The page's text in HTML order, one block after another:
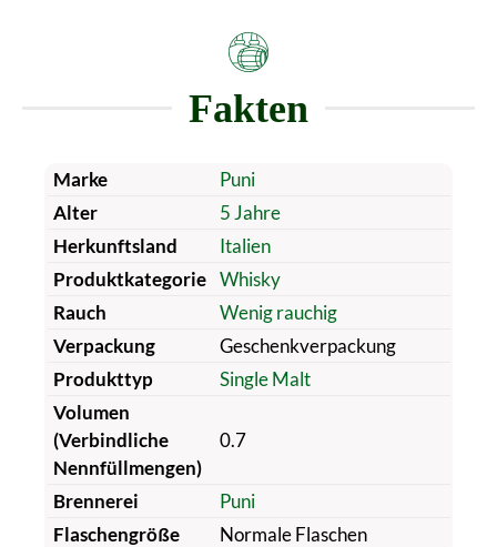
Fakten
Marke
Puni
Alter
5 Jahre
Herkunftsland
Italien
Produktkategorie Whisky
Rauch
Wenig rauchig
Verpackung
Geschenkverpackung
Produkttyp
Single Malt
Volumen
(Verbindliche
Nennfüllmengen)
0.7
Brennerei
Puni
Flaschengröße
Normale Flaschen